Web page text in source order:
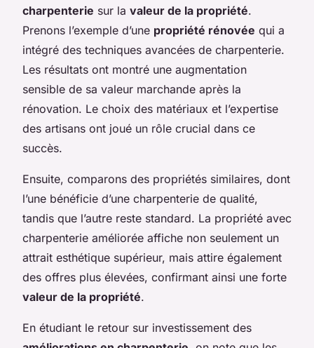
charpenterie sur la valeur de la propriété.
Prenons l’exemple d’une propriété rénovée qui a
intégré des techniques avancées de charpenterie.
Les résultats ont montré une augmentation
sensible de sa valeur marchande après la
rénovation. Le choix des matériaux et l’expertise
des artisans ont joué un rôle crucial dans ce
succès.
Ensuite, comparons des propriétés similaires, dont
l’une bénéficie d’une charpenterie de qualité,
tandis que l’autre reste standard. La propriété avec
charpenterie améliorée affiche non seulement un
attrait esthétique supérieur, mais attire également
des offres plus élevées, confirmant ainsi une forte
valeur de la propriété.
En étudiant le retour sur investissement des